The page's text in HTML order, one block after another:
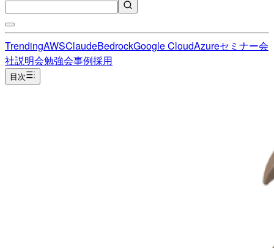
TrendingAWSClaudeBedrockGoogle CloudAzureセミナー会
社説明会勉強会事例採用
目次